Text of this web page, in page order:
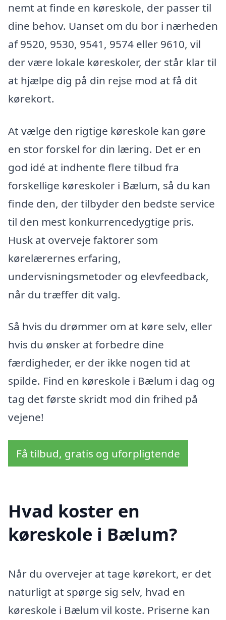
nemt at finde en køreskole, der passer til
dine behov. Uanset om du bor i nærheden
af 9520, 9530, 9541, 9574 eller 9610, vil
der være lokale køreskoler, der står klar til
at hjælpe dig på din rejse mod at få dit
kørekort.
At vælge den rigtige køreskole kan gøre
en stor forskel for din læring. Det er en
god idé at indhente flere tilbud fra
forskellige køreskoler i Bælum, så du kan
finde den, der tilbyder den bedste service
til den mest konkurrencedygtige pris.
Husk at overveje faktorer som
kørelærernes erfaring,
undervisningsmetoder og elevfeedback,
når du træffer dit valg.
Så hvis du drømmer om at køre selv, eller
hvis du ønsker at forbedre dine
færdigheder, er der ikke nogen tid at
spilde. Find en køreskole i Bælum i dag og
tag det første skridt mod din frihed på
vejene!
Få tilbud, gratis og uforpligtende
Hvad koster en
køreskole i Bælum?
Når du overvejer at tage kørekort, er det
naturligt at spørge sig selv, hvad en
køreskole i Bælum vil koste. Priserne kan